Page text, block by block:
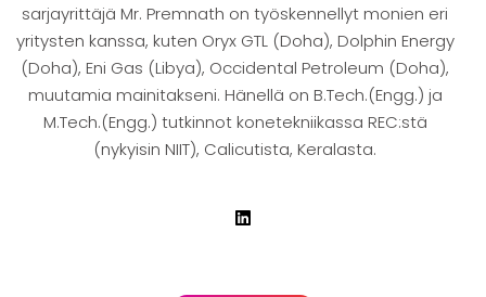
sarjayrittäjä Mr. Premnath on työskennellyt monien eri
yritysten kanssa, kuten Oryx GTL (Doha), Dolphin Energy
(Doha), Eni Gas (Libya), Occidental Petroleum (Doha),
muutamia mainitakseni. Hänellä on B.Tech.(Engg.) ja
M.Tech.(Engg.) tutkinnot konetekniikassa REC:stä
(nykyisin NIIT), Calicutista, Keralasta.